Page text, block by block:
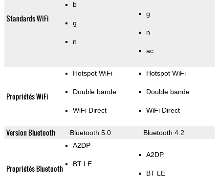
Standards WiFi
b
g
n
g
n
ac
Propriétés WiFi
Hotspot WiFi
Double bande
WiFi Direct
Hotspot WiFi
Double bande
WiFi Direct
Version Bluetooth Bluetooth 5.0 Bluetooth 4.2
Propriétés Bluetooth
A2DP
BT LE
A2DP
BT LE